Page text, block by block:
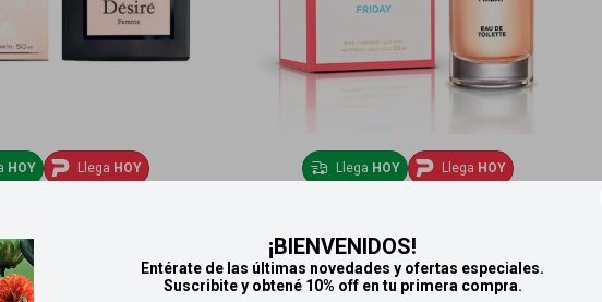
¡BIENVENIDOS!
Entérate de las últimas novedades y ofertas especiales.
Suscribite y obtené 10% off en tu primera compra.
HOY Llega HOY
$
Llega HOY Llega HOY
$ 778